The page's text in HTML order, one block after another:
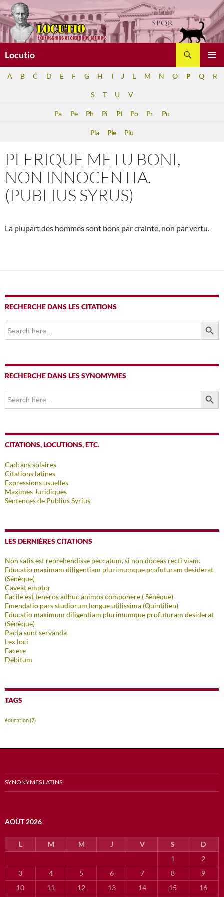
Aller
au
contenu
Locutio
A B C D E F G H I J L M N O P Q R
S T U V
Pa Pe Ph Pi Pl Po Pr Pu
Pla Ple Plu
PLERIQUE METU BONI,
NON INNOCENTIA.
(PUBLIUS SYRUS)
La plupart des hommes sont bons par crainte, non par vertu.
RECHERCHE DANS LES CITATIONS
Search
for:
SEARCH
RECHERCHE DANS LES SYNOMYMES
Search
for:
SEARCH
CITATIONS, LOCUTIONS, ETC.
Cadrans solaires
Citations latines
Expressions usuelles
Maximes Juridiques
Sentences de Publius Syrius
LES DERNIÈRES CITATIONS
Non satis est reprehendisse peccatum, si non doceas recti viam.
Educatio maximam diligentiam plurimumque profuturam desiderat
(Sénèque)
Caveat emptor
Facile est teneros adhuc animos componere ( Sénèque)
Emendatio pars studiorum longue utilissima (Quintilien)
Educatio maximum diligentiam plurimumque profuturam desiderat
(Sénèque)
Pacta sunt servanda
Lex loci
Facere
Debitum
TAGS
éducation(7)
SYNONYMES LATINS
AOÛT 2026
L M M J V S
D
1
2
3
4 5 6 7 8
9
10
11 12 13 14 15 16